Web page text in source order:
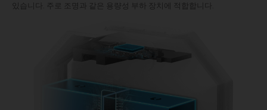
있습니다. 주로 조명과 같은 용량성 부하 장치에 적합합니다.